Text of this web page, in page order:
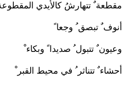
مقطعة ٌ تتهارشُ كالأيدي
أنوف ٌ تبصق ُ وجعا ً
وعيون ٌ تتبول ُ صديدا ً وبكاء ْ
أحشاء ٌ تتناثر ُ في محيط القبر ْ